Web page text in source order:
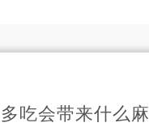
吃会带来什么